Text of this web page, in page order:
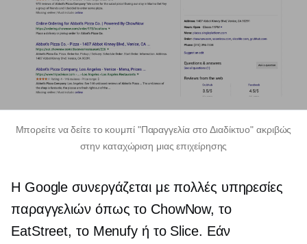
Μπορείτε να δείτε το κουμπί "Παραγγελία στο Διαδίκτυο" ακριβώς
στην καταχώριση μιας επιχείρησης
Η Google συνεργάζεται με πολλές υπηρεσίες
παραγγελιών όπως το ChowNow, το
EatStreet, το Menufy ή το Slice. Εάν